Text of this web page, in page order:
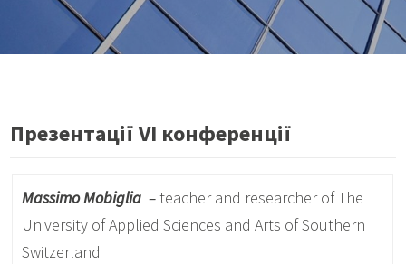
Презентації VI конференції
Massimo Mobiglia–teacher and researcher of The
University of Applied Sciences and Arts of Southern
Switzerland